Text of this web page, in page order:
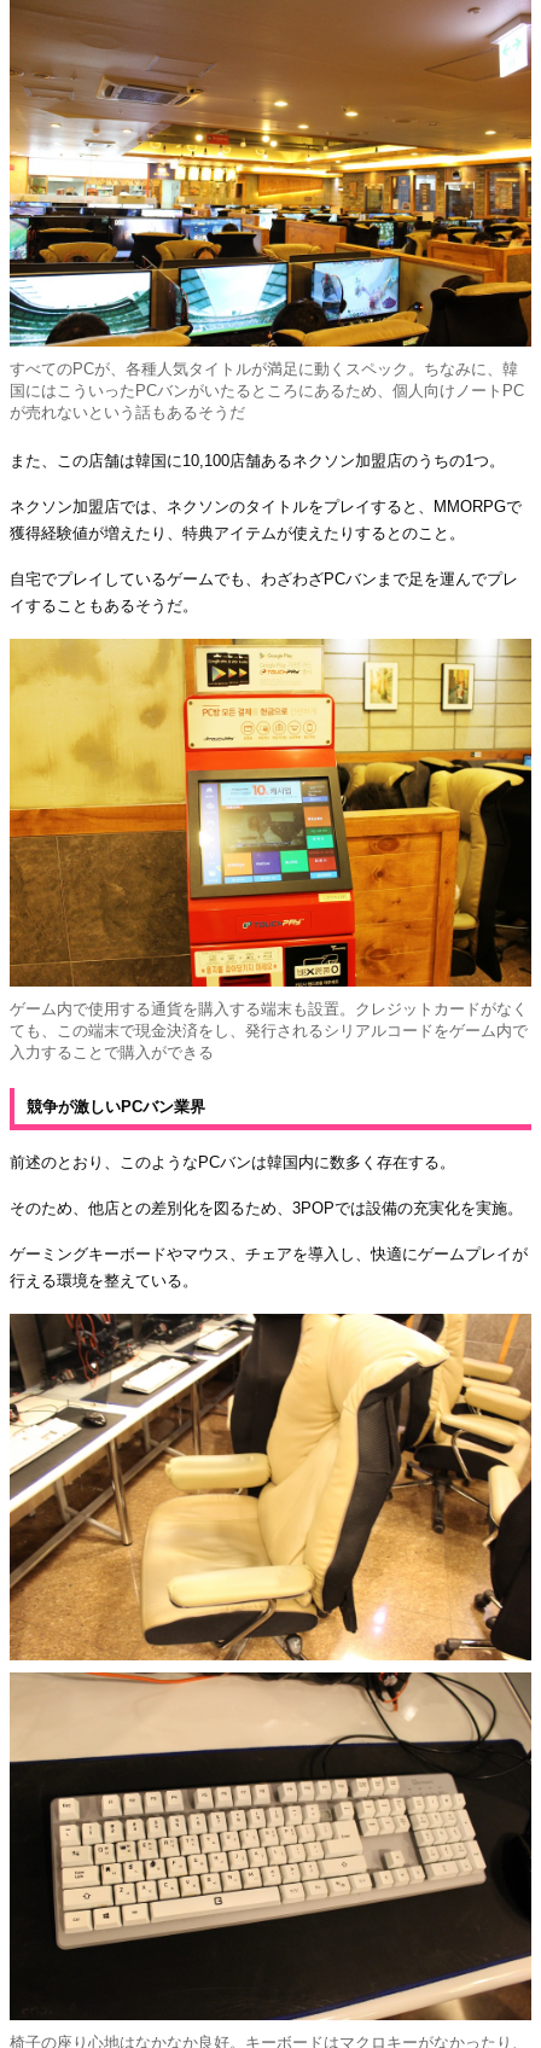
すべてのPCが、各種人気タイトルが満足に動くスペック。ちなみに、韓
国にはこういったPCバンがいたるところにあるため、個人向けノートPC
が売れないという話もあるそうだ
また、この店舗は韓国に10,100店舗あるネクソン加盟店のうちの1つ。
ネクソン加盟店では、ネクソンのタイトルをプレイすると、MMORPGで
獲得経験値が増えたり、特典アイテムが使えたりするとのこと。
自宅でプレイしているゲームでも、わざわざPCバンまで足を運んでプレ
イすることもあるそうだ。
ゲーム内で使用する通貨を購入する端末も設置。クレジットカードがなく
ても、この端末で現金決済をし、発行されるシリアルコードをゲーム内で
入力することで購入ができる
競争が激しいPCバン業界
前述のとおり、このようなPCバンは韓国内に数多く存在する。
そのため、他店との差別化を図るため、3POPでは設備の充実化を実施。
ゲーミングキーボードやマウス、チェアを導入し、快適にゲームプレイが
行える環境を整えている。
椅子の座り心地はなかなか良好。キーボードはマクロキーがなかったり、